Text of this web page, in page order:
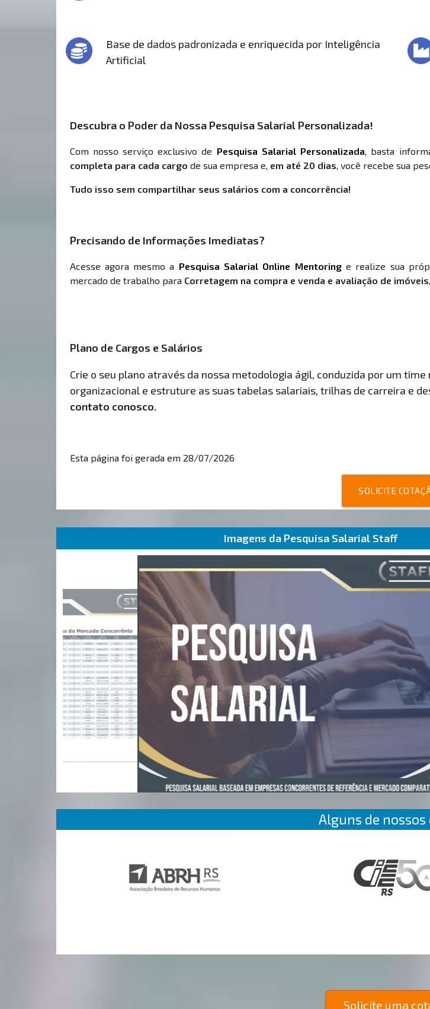
Base de dados padronizada e enriquecida por Inteligência
Artificial
Descubra o Poder da Nossa Pesquisa Salarial Personalizada!
Com nosso serviço exclusivo de Pesquisa Salarial Personalizada, basta
completa para cada cargo de sua empresa e, em até 20 dias, você recebe sua
Tudo isso sem compartilhar seus salários com a concorrência!
Precisando de Informações Imediatas?
Acesse agora mesmo a Pesquisa Salarial Online Mentoringe realize sua
mercado de trabalho para Corretagem na compra e venda e avaliação de imóveis
Plano de Cargos e Salários
Crie o seu plano através da nossa metodologia ágil, conduzida por um
organizacional e estruture as suas tabelas salariais, trilhas de carreira e
contato conosco.
Esta página foi gerada em 28/07/2026
SOLICITE
Imagens da Pesquisa Salarial Staff
Alguns de
Solicite uma